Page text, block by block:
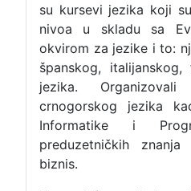
su kursevi jezika koji
nivoa u skladu sa
okvirom za jezike i to:
španskog,
jezika.
crnogorskog jezika
Informatike i
preduzetničkih
biznis.